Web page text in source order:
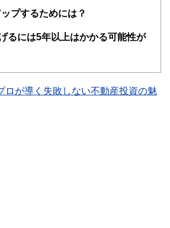
「お金や暮らし」に関する書籍・雑誌の編集経
れ、企画立案から記事掲載まですべての工程に
DCプランナー、公認会計士、社会保険労務
の有資格者を執筆者・監修者として迎え、むず
プするためには？
るには5年以上はかかる可能性が
ロが導く失敗しない不動産投資の魅